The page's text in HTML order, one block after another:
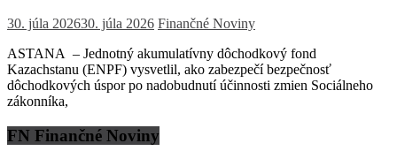
30. júla 202630. júla 2026 Finančné Noviny
ASTANA – Jednotný akumulatívny dôchodkový fond
Kazachstanu (ENPF) vysvetlil, ako zabezpečí bezpečnosť
dôchodkových úspor po nadobudnutí účinnosti zmien Sociálneho
zákonníka,
FN Finančné Noviny